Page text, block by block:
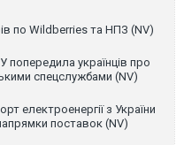
по Wildberries та НПЗ (NV)
попередила українців про
спецслужбами (NV)
електроенергії з України
поставок (NV)